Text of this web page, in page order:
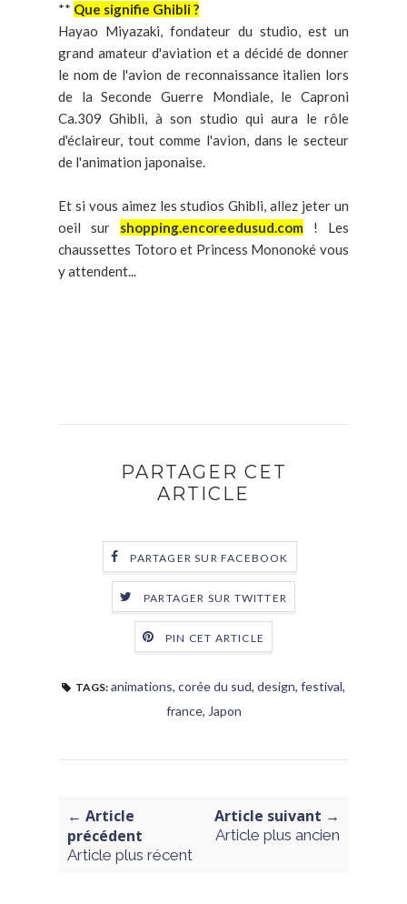
** Que signifie Ghibli ?
Hayao Miyazaki, fondateur du studio, est un
grand amateur d'aviation et a décidé de donner
le nom de l'avion de reconnaissance italien lors
de la Seconde Guerre Mondiale, le Caproni
Ca.309 Ghibli, à son studio qui aura le rôle
d'éclaireur, tout comme l'avion, dans le secteur
de l'animation japonaise.
Et si vous aimez les studios Ghibli, allez jeter un
oeil sur shopping.encoreedusud.com ! Les
chaussettes Totoro et Princess Mononoké vous
y attendent...
PARTAGER CET
ARTICLE
PARTAGER SUR FACEBOOK
PARTAGER SUR TWITTER
PIN CET ARTICLE
TAGS: animations, corée du sud, design, festival,
france, Japon
← Article
précédent
Article plus récent
Article suivant →
Article plus ancien